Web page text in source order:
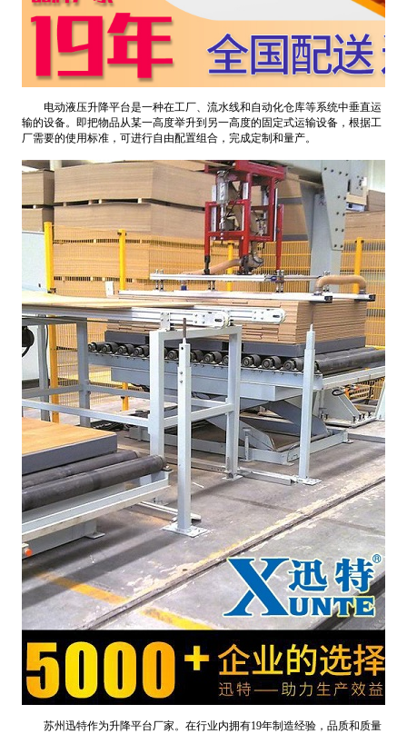
电动液压升降平台是一种在工厂、流水线和自动化仓库等系统中垂直运
输的设备。即把物品从某一高度举升到另一高度的固定式运输设备，根据工
厂需要的使用标准，可进行自由配置组合，完成定制和量产。
苏州迅特作为升降平台厂家。在行业内拥有19年制造经验，品质和质量